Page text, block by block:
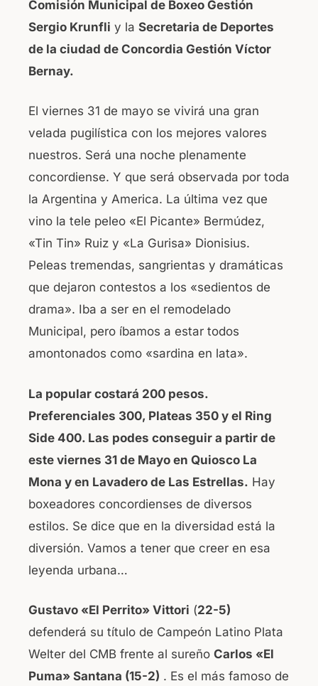
Comisión Municipal de Boxeo Gestión
Sergio Krunfli y la Secretaria de Deportes
de la ciudad de Concordia Gestión Víctor
Bernay.
El viernes 31 de mayo se vivirá una gran
velada pugilística con los mejores valores
nuestros. Será una noche plenamente
concordiense. Y que será observada por toda
la Argentina y America. La última vez que
vino la tele peleo «El Picante» Bermúdez,
«Tin Tin» Ruiz y «La Gurisa» Dionisius.
Peleas tremendas, sangrientas y dramáticas
que dejaron contestos a los «sedientos de
drama». Iba a ser en el remodelado
Municipal, pero íbamos a estar todos
amontonados como «sardina en lata».
La popular costará 200 pesos.
Preferenciales 300, Plateas 350 y el Ring
Side 400. Las podes conseguir a partir de
este viernes 31 de Mayo en Quiosco La
Mona y en Lavadero de Las Estrellas. Hay
boxeadores concordienses de diversos
estilos. Se dice que en la diversidad está la
diversión. Vamos a tener que creer en esa
leyenda urbana…
Gustavo «El Perrito» Vittori (22-5)
defenderá su título de Campeón Latino Plata
Welter del CMB frente al sureño Carlos «El
Puma» Santana (15-2) . Es el más famoso de